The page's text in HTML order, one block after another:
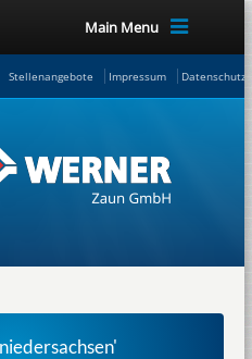
Main Menu
Stellenangebote Impressum